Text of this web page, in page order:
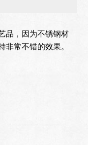
品，因为不锈钢材
常不错的效果。